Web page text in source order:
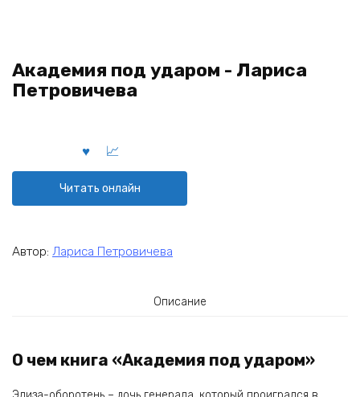
Академия под ударом - Лариса
Петровичева
Читать онлайн
Автор: Лариса Петровичева
Описание
О чем книга «Академия под ударом»